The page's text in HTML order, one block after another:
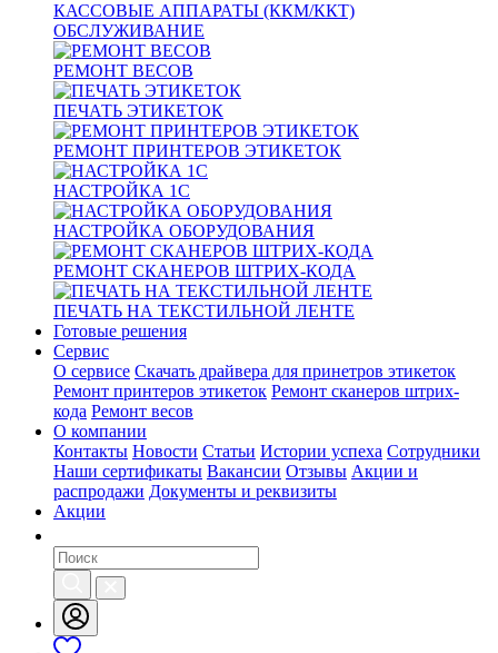
КАССОВЫЕ АППАРАТЫ (ККМ/ККТ)
ОБСЛУЖИВАНИЕ
РЕМОНТ ВЕСОВ
ПЕЧАТЬ ЭТИКЕТОК
РЕМОНТ ПРИНТЕРОВ ЭТИКЕТОК
НАСТРОЙКА 1С
НАСТРОЙКА ОБОРУДОВАНИЯ
РЕМОНТ СКАНЕРОВ ШТРИХ-КОДА
ПЕЧАТЬ НА ТЕКСТИЛЬНОЙ ЛЕНТЕ
Готовые решения
Сервис
О сервисе Скачать драйвера для принетров этикеток
Ремонт принтеров этикеток Ремонт сканеров штрих-
кода Ремонт весов
О компании
Контакты Новости Статьи Истории успеха Сотрудники
Наши сертификаты Вакансии Отзывы Акции и
распродажи Документы и реквизиты
Акции